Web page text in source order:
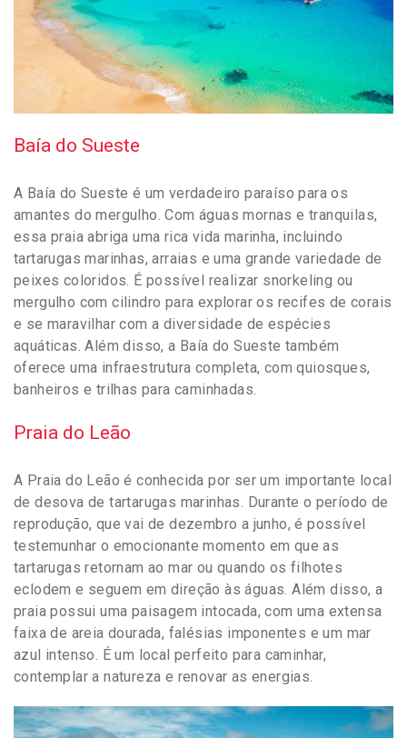
Baía do Sueste
A Baía do Sueste é um verdadeiro paraíso para os
amantes do mergulho. Com águas mornas e tranquilas,
essa praia abriga uma rica vida marinha, incluindo
tartarugas marinhas, arraias e uma grande variedade de
peixes coloridos. É possível realizar snorkeling ou
mergulho com cilindro para explorar os recifes de corais
e se maravilhar com a diversidade de espécies
aquáticas. Além disso, a Baía do Sueste também
oferece uma infraestrutura completa, com quiosques,
banheiros e trilhas para caminhadas.
Praia do Leão
A Praia do Leão é conhecida por ser um importante local
de desova de tartarugas marinhas. Durante o período de
reprodução, que vai de dezembro a junho, é possível
testemunhar o emocionante momento em que as
tartarugas retornam ao mar ou quando os filhotes
eclodem e seguem em direção às águas. Além disso, a
praia possui uma paisagem intocada, com uma extensa
faixa de areia dourada, falésias imponentes e um mar
azul intenso. É um local perfeito para caminhar,
contemplar a natureza e renovar as energias.